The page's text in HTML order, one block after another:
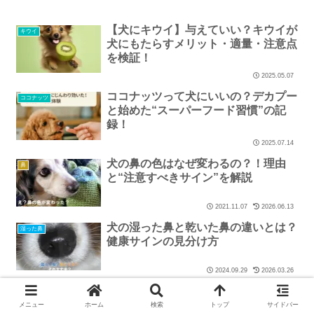
キウイ
【犬にキウイ】与えていい？キウイが
犬にもたらすメリット・適量・注意点
を検証！
2025.05.07
ココナッツ
ココナッツって犬にいいの？デカプー
と始めた“スーパーフード習慣”の記
録！
2025.07.14
鼻
犬の鼻の色はなぜ変わるの？！理由
と“注意すべきサイン”を解説
2021.11.07 2026.06.13
湿った鼻
犬の湿った鼻と乾いた鼻の違いとは？
健康サインの見分け方
2024.09.29 2026.03.26
プラム
犬にプラムは危険！絶対に与えてはい
けない理由と誤食時の対処法！
メニュー ホーム 検索 トップ サイドバー